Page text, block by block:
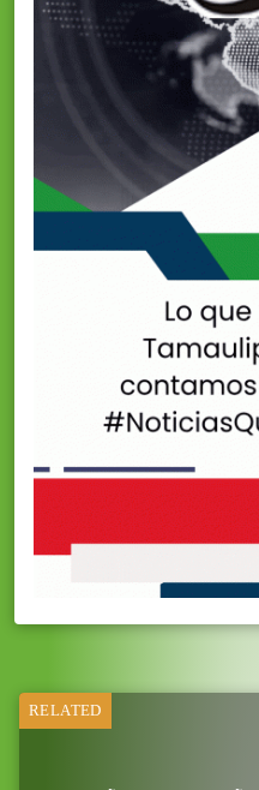
RELATED